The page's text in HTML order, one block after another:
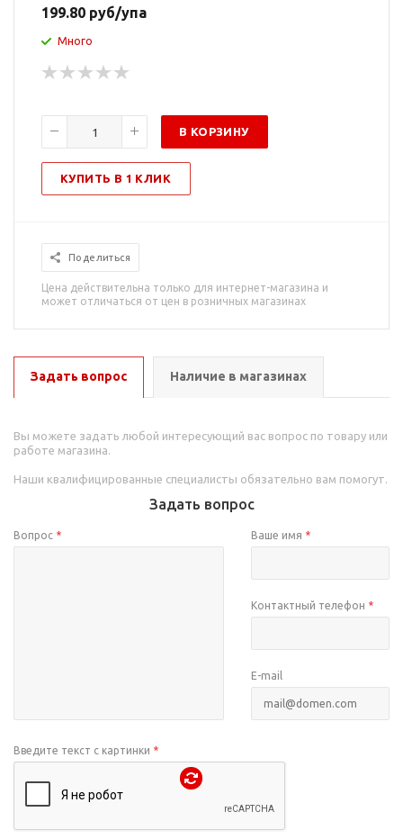
199.80 руб/упа
Много
В КОРЗИНУ
КУПИТЬ В 1 КЛИК
Поделиться
Цена действительна только для интернет-магазина и
может отличаться от цен в розничных магазинах
Задать вопрос Наличие в магазинах
Вы можете задать любой интересующий вас вопрос по товару или
работе магазина.
Наши квалифицированные специалисты обязательно вам помогут.
Задать вопрос
Вопрос * Ваше имя *
Контактный телефон *
E-mail
Введите текст с картинки *